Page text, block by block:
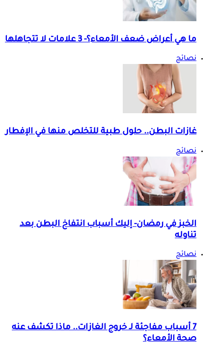
ما هي أعراض ضعف الأمعاء؟- 3 علامات لا تتجاهلها
نصائح
غازات البطن.. حلول طبية للتخلص منها في الإفطار
نصائح
الخبز في رمضان- إليك أسباب انتفاخ البطن بعد
تناوله
نصائح
7 أسباب مفاجئة لـ خروج الغازات.. ماذا تكشف عنه
صحة الأمعاء؟